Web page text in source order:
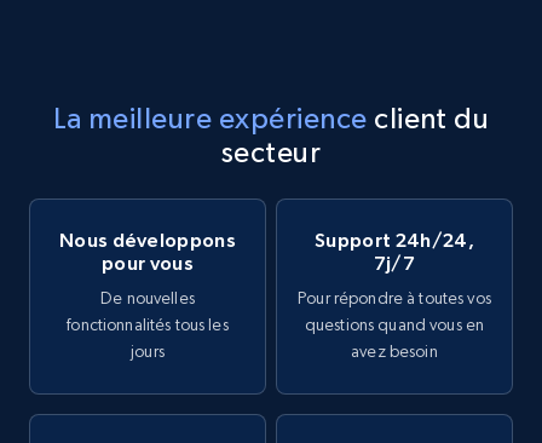
La meilleure expérience client du
secteur
Nous développons
pour vous
De nouvelles
fonctionnalités tous les
jours
Support 24h/24,
7j/7
Pour répondre à toutes vos
questions quand vous en
avez besoin